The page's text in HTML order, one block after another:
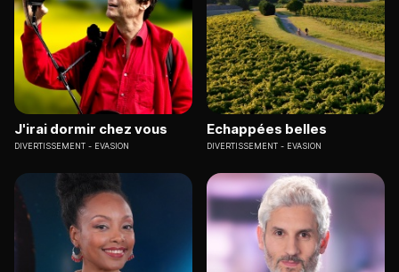
J'irai dormir chez vous
DIVERTISSEMENT EVASION
Echappées belles
DIVERTISSEMENT EVASION